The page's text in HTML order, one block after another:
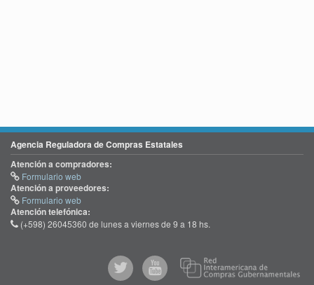
Agencia Reguladora de Compras Estatales
Atención a compradores:
Formulario web
Atención a proveedores:
Formulario web
Atención telefónica:
(+598) 26045360 de lunes a viernes de 9 a 18 hs.
@comprasgubuy
ACCE